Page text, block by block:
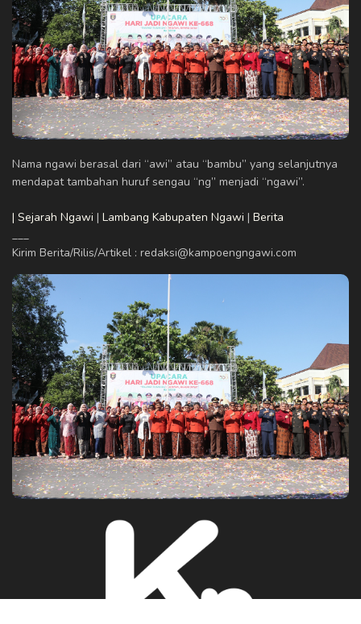
Nama ngawi berasal dari “awi” atau “bambu” yang selanjutnya
mendapat tambahan huruf sengau “ng” menjadi “ngawi”.
| Sejarah Ngawi | Lambang Kabupaten Ngawi | Berita
___
Kirim Berita/Rilis/Artikel : redaksi@kampoengngawi.com